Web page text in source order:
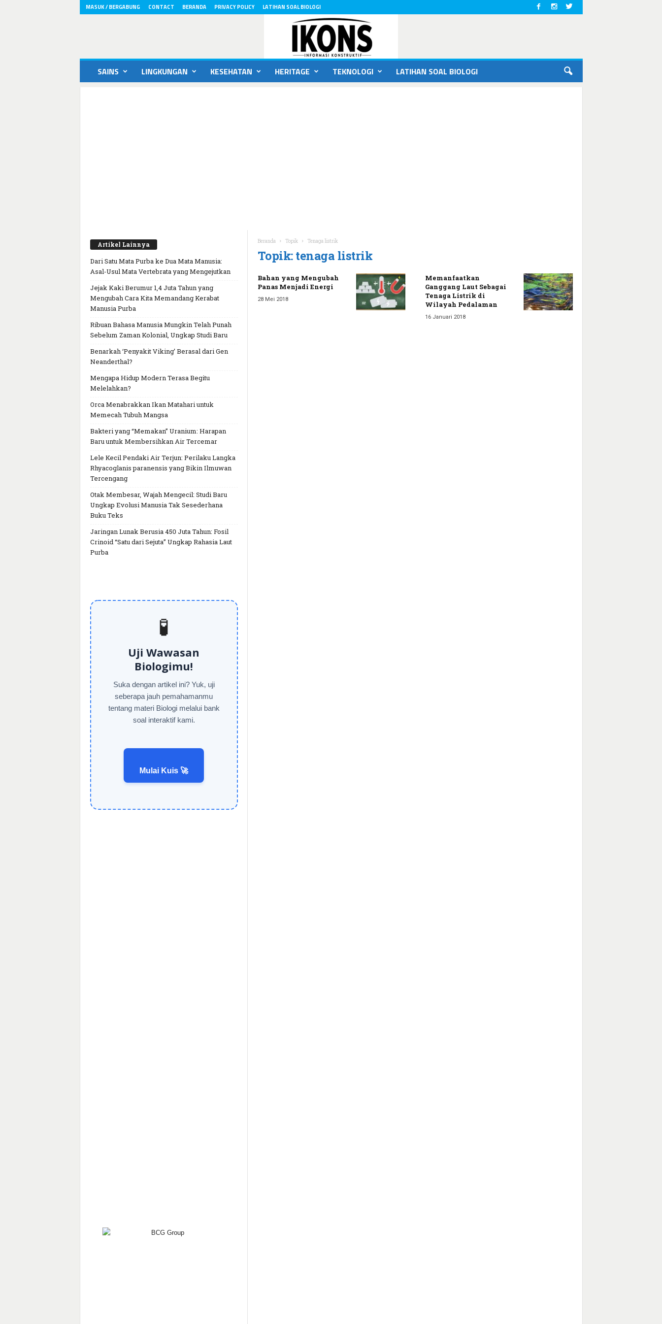
MASUK / BERGABUNG CONTACT BERANDA PRIVACY POLICY LATIHAN SOAL BIOLOGI
SAINS LINGKUNGAN KESEHATAN HERITAGE TEKNOLOGI LATIHAN SOAL BIOLOGI
Beranda Topik Tenaga listrik
Topik: tenaga listrik
Bahan yang Mengubah
Panas Menjadi Energi
28 Mei 2018
Memanfaatkan
Ganggang Laut Sebagai
Tenaga Listrik di
Wilayah Pedalaman
16 Januari 2018
Artikel Lainnya
Dari Satu Mata Purba ke Dua Mata Manusia:
Asal-Usul Mata Vertebrata yang Mengejutkan
Jejak Kaki Berumur 1,4 Juta Tahun yang
Mengubah Cara Kita Memandang Kerabat
Manusia Purba
Ribuan Bahasa Manusia Mungkin Telah Punah
Sebelum Zaman Kolonial, Ungkap Studi Baru
Benarkah ‘Penyakit Viking’ Berasal dari Gen
Neanderthal?
Mengapa Hidup Modern Terasa Begitu
Melelahkan?
Orca Menabrakkan Ikan Matahari untuk
Memecah Tubuh Mangsa
Bakteri yang “Memakan” Uranium: Harapan
Baru untuk Membersihkan Air Tercemar
Lele Kecil Pendaki Air Terjun: Perilaku Langka
Rhyacoglanis paranensis yang Bikin Ilmuwan
Tercengang
Otak Membesar, Wajah Mengecil: Studi Baru
Ungkap Evolusi Manusia Tak Sesederhana
Buku Teks
Jaringan Lunak Berusia 450 Juta Tahun: Fosil
Crinoid “Satu dari Sejuta” Ungkap Rahasia Laut
Purba
🧪
Uji Wawasan
Biologimu!
Suka dengan artikel ini? Yuk, uji
seberapa jauh pemahamanmu
tentang materi Biologi melalui bank
soal interaktif kami.
Mulai Kuis 🚀